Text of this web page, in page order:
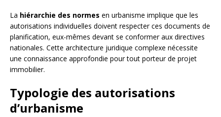
La hiérarchie des normes en urbanisme implique que les
autorisations individuelles doivent respecter ces documents de
planification, eux-mêmes devant se conformer aux directives
nationales. Cette architecture juridique complexe nécessite
une connaissance approfondie pour tout porteur de projet
immobilier.
Typologie des autorisations
d’urbanisme